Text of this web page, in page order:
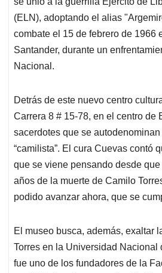
(ELN), adoptando el alias
combate el 15 de febrero de 1966
Santander, durante un
Nacional.
Detrás de este nuevo centro
Carrera 8 # 15-78, en el centro de
sacerdotes que se
“camilista”. El cura Cuevas contó
que se viene pensando desde
años de la muerte de Camilo
podido avanzar ahora, que se
El museo busca, además, exaltar
Torres en la Universidad Nacional
fue uno de los fundadores de la